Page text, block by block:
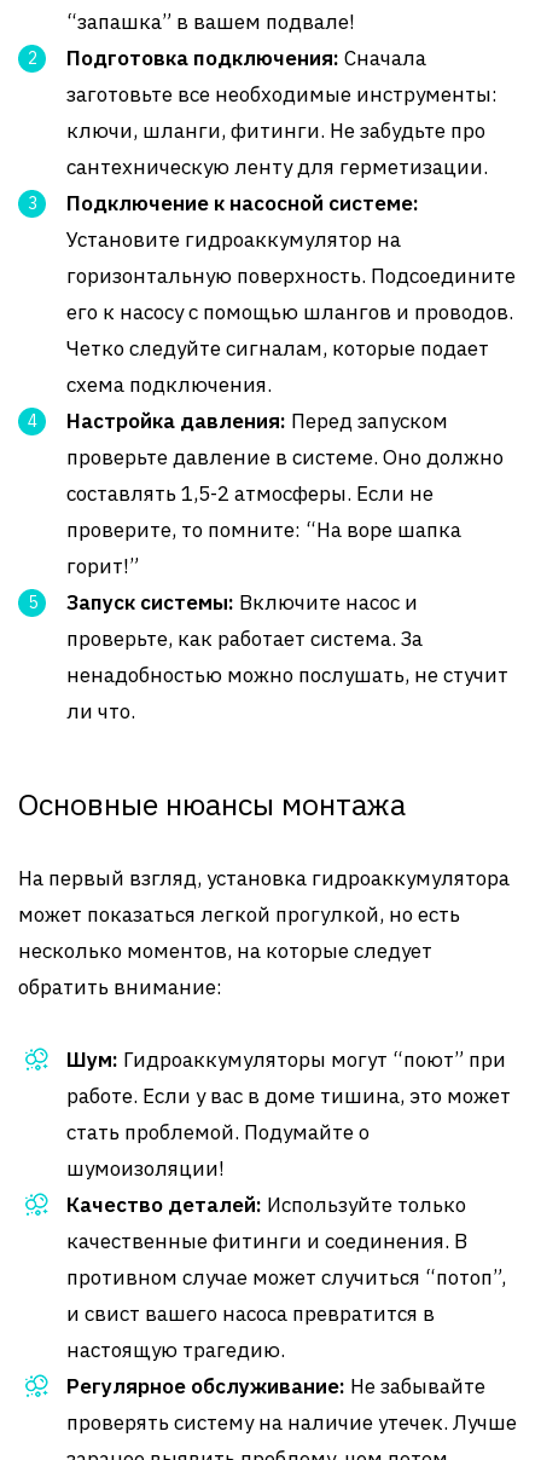
“запашка” в вашем подвале!
Подготовка подключения: Сначала
заготовьте все необходимые инструменты:
ключи, шланги, фитинги. Не забудьте про
сантехническую ленту для герметизации.
Подключение к насосной системе:
Установите гидроаккумулятор на
горизонтальную поверхность. Подсоедините
его к насосу с помощью шлангов и проводов.
Четко следуйте сигналам, которые подает
схема подключения.
Настройка давления: Перед запуском
проверьте давление в системе. Оно должно
составлять 1,5-2 атмосферы. Если не
проверите, то помните: “На воре шапка
горит!”
Запуск системы: Включите насос и
проверьте, как работает система. За
ненадобностью можно послушать, не стучит
ли что.
Основные нюансы монтажа
На первый взгляд, установка гидроаккумулятора
может показаться легкой прогулкой, но есть
несколько моментов, на которые следует
обратить внимание:
Шум: Гидроаккумуляторы могут “поют” при
работе. Если у вас в доме тишина, это может
стать проблемой. Подумайте о
шумоизоляции!
Качество деталей: Используйте только
качественные фитинги и соединения. В
противном случае может случиться “потоп”,
и свист вашего насоса превратится в
настоящую трагедию.
Регулярное обслуживание: Не забывайте
проверять систему на наличие утечек. Лучше